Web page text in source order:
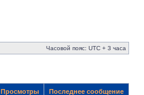
Часовой пояс: UTC + 3 часа
Просмотры Последнее сообщение